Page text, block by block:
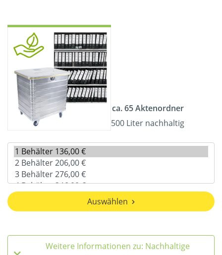
ca. 65 Aktenordner
500 Liter nachhaltig
Auswählen
Weitere Informationen zu: Nachhaltige